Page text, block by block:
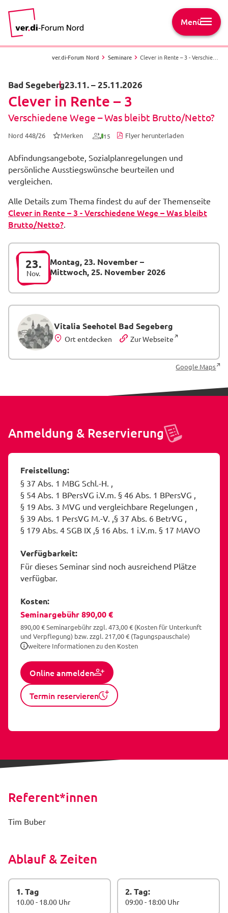
Menü
ver.di-Forum Nord Seminare Clever in Rente – 3 - Verschiedene Wege – Was bleibt Brutto/Netto? - Nord 448/26 - Bad Segeberg
Bad Segeberg23.11.–25.11.2026
Clever in Rente – 3
Verschiedene Wege – Was bleibt Brutto/Netto?
Nord 448/26 Merken 15 Flyer herunterladen
Abfindungsangebote, Sozialplanregelungen und
persönliche Ausstiegswünsche beurteilen und
vergleichen.
Alle Details zum Thema findest du auf der Themenseite
Clever in Rente – 3 - Verschiedene Wege – Was bleibt
Brutto/Netto?.
23.
Nov.
Montag, 23. November–
Mittwoch, 25. November 2026
Vitalia Seehotel Bad Segeberg
Ort entdecken Zur Webseite
Google Maps
Anmeldung & Reservierung
Freistellung:
§ 37 Abs. 1 MBG Schl.-H.
§ 54 Abs. 1 BPersVG i.V.m. § 46 Abs. 1 BPersVG
§ 19 Abs. 3 MVG und vergleichbare Regelungen
§ 39 Abs. 1 PersVG M.-V. § 37 Abs. 6 BetrVG
§ 179 Abs. 4 SGB IX § 16 Abs. 1 i.V.m. § 17 MAVO
Verfügbarkeit:
Für dieses Seminar sind noch ausreichend Plätze
verfügbar.
Kosten:
Seminargebühr 890,00 €
890,00 € Seminargebühr zzgl. 473,00 € (Kosten für Unterkunft
und Verpflegung) bzw. zzgl. 217,00 € (Tagungspauschale)
weitere Informationen zu den Kosten
Online anmelden
Termin reservieren
Referent*innen
Tim Buber
Ablauf & Zeiten
1. Tag
10.00 - 18.00 Uhr
2. Tag:
09:00 - 18:00 Uhr